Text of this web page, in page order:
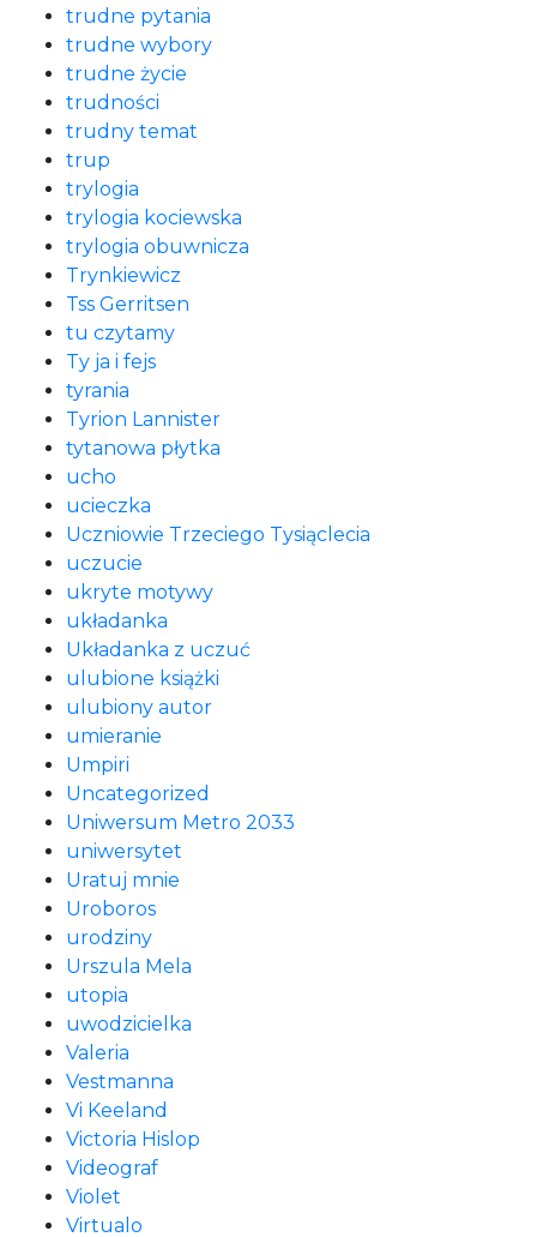
trudne pytania
trudne wybory
trudne życie
trudności
trudny temat
trup
trylogia
trylogia kociewska
trylogia obuwnicza
Trynkiewicz
Tss Gerritsen
tu czytamy
Ty ja i fejs
tyrania
Tyrion Lannister
tytanowa płytka
ucho
ucieczka
Uczniowie Trzeciego Tysiąclecia
uczucie
ukryte motywy
układanka
Układanka z uczuć
ulubione książki
ulubiony autor
umieranie
Umpiri
Uncategorized
Uniwersum Metro 2033
uniwersytet
Uratuj mnie
Uroboros
urodziny
Urszula Mela
utopia
uwodzicielka
Valeria
Vestmanna
Vi Keeland
Victoria Hislop
Videograf
Violet
Virtualo